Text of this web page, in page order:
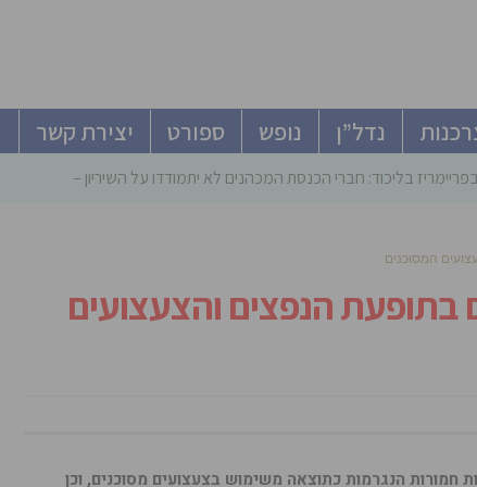
נדל”ן נופש ספורט יצירת קשר
בליכוד: חברי הכנסת המכהנים לא יתמודדו על השיריון – גוברים סיכויי
המסוכנים
בתופעת הנפצים והצעצועים
חמורות הנגרמות כתוצאה משימוש בצעצועים מסוכנים, וכן